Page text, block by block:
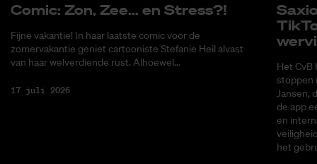
Co­mic: Zon, Zee... en Stress?!
Fijne vakantie! In haar laatste comic voor de
zomervakantie geniet cartooniste Stefanie Heil alvast
van haar welverdiende rust. Alhoewel...
17 juli 2026
Het CvB
stoppen
Jansen,
de app
en
het